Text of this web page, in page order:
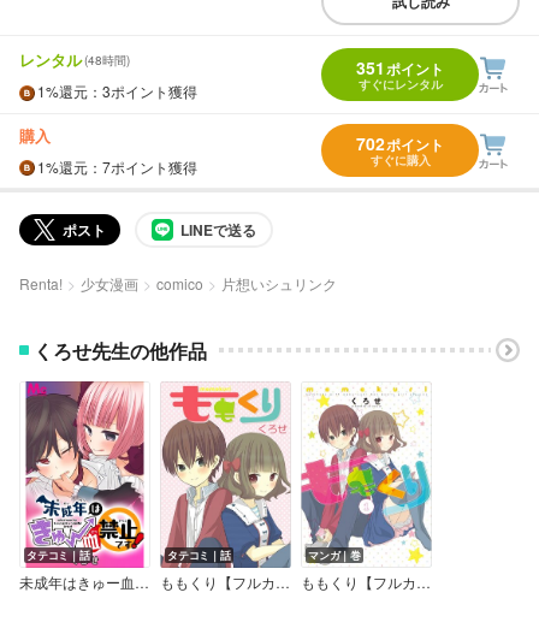
レンタル(48時間)
1%還元 ：3ポイント獲得
351ポイント
すぐにレンタル
購入
1%還元 ：7ポイント獲得
702ポイント
すぐに購入
ポスト LINEで送る
Renta! 少女漫画 comico 片想いシュリンク
くろせ先生の他作品
タテコミ｜話
未成年はきゅー血禁止です!【フルカラー】
タテコミ｜話
ももくり【フルカラー】
マンガ｜巻
ももくり【フルカラー】